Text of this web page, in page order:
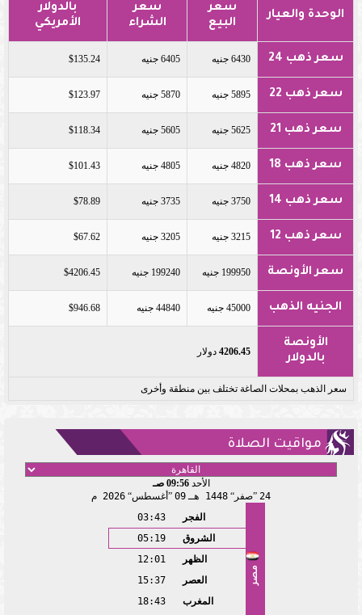
الوحدة والعيار
سعر
البيع
سعر
الشراء
بالدولار
الأمريكي
سعر ذهب 24 6430 جنيه 6405 جنيه $135.24
سعر ذهب 22 5895 جنيه 5870 جنيه $123.97
سعر ذهب 21 5625 جنيه 5605 جنيه $118.34
سعر ذهب 18 4820 جنيه 4805 جنيه $101.43
سعر ذهب 14 3750 جنيه 3735 جنيه $78.89
سعر ذهب 12 3215 جنيه 3205 جنيه $67.62
سعر الأونصة 199950 جنيه 199240 جنيه $4206.45
الجنيه الذهب 45000 جنيه 44840 جنيه $946.68
الأونصة
بالدولار
4206.45 دولار
سعر الذهب بمحلات الصاغة تختلف بين منطقة وأخرى
مواقيت الصلاة
الأحد09:56 صـ
24
صفر 1448 هـ 09 أغسطس 2026 م
مصر
الفجر
03:43
الشروق
05:19
الظهر
12:01
العصر
15:37
المغرب
18:43